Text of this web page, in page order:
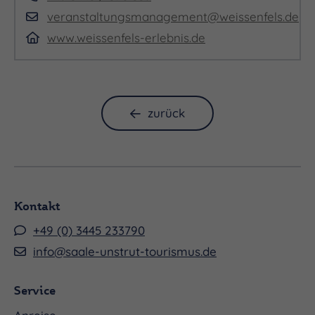
wohlfühlen in diesen wunderbaren Kostümen.
Rollenwelt. Das digitale Bühnenbild verstärkt die
Wirkung des Dargebotenen, hilft dabei, auf
kombiniert werden können, dienen als Kulisse und
Pfeiler des Bühnenbildes. Die Darsteller von
veranstaltungsmanagement@weissenfels.de
www.weissenfels-erlebnis.de
zurück
Kontakt
+49 (0) 3445 233790
info@saale-unstrut-tourismus.de
Service